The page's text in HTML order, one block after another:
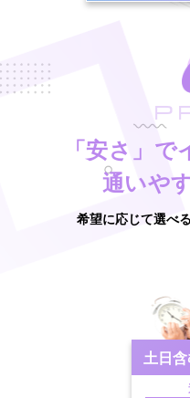
「安さ」
通いや
希望に応じて選べ
土日